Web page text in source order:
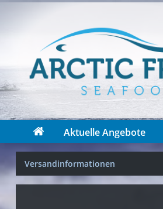
Aktuelle Angebote
Versandinformationen